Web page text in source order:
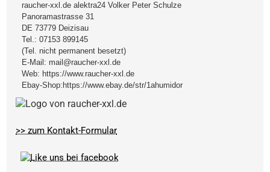
raucher-xxl.de alektra24 Volker Peter Schulze
Panoramastrasse 31
DE 73779 Deizisau
Tel.:07153 899145
(Tel. nicht permanent besetzt)
E-Mail: mail@raucher-xxl.de
Web: https://www.raucher-xxl.de
Ebay-Shop: https://www.ebay.de/str/1ahumidor
>> zum Kontakt-Formular